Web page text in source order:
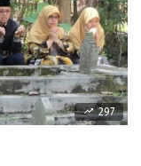
297